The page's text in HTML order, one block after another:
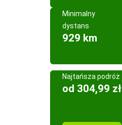
Minimalny
dystans
929 km
Najtańsza podróż
od 304,99 zł